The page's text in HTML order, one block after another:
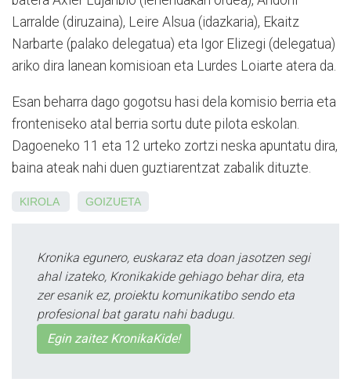
Larralde (diruzaina), Leire Alsua (idazkaria), Ekaitz
Narbarte (palako delegatua) eta Igor Elizegi (delegatua)
ariko dira lanean komisioan eta Lurdes Loiarte atera da.
Esan beharra dago gogotsu hasi dela komisio berria eta
fronteniseko atal berria sortu dute pilota eskolan.
Dagoeneko 11 eta 12 urteko zortzi neska apuntatu dira,
baina ateak nahi duen guztiarentzat zabalik dituzte.
KIROLA GOIZUETA
Kronika egunero, euskaraz eta doan jasotzen segi
ahal izateko, Kronikakide gehiago behar dira, eta
zer esanik ez, proiektu komunikatibo sendo eta
profesional bat garatu nahi badugu.
Egin zaitez KronikaKide!